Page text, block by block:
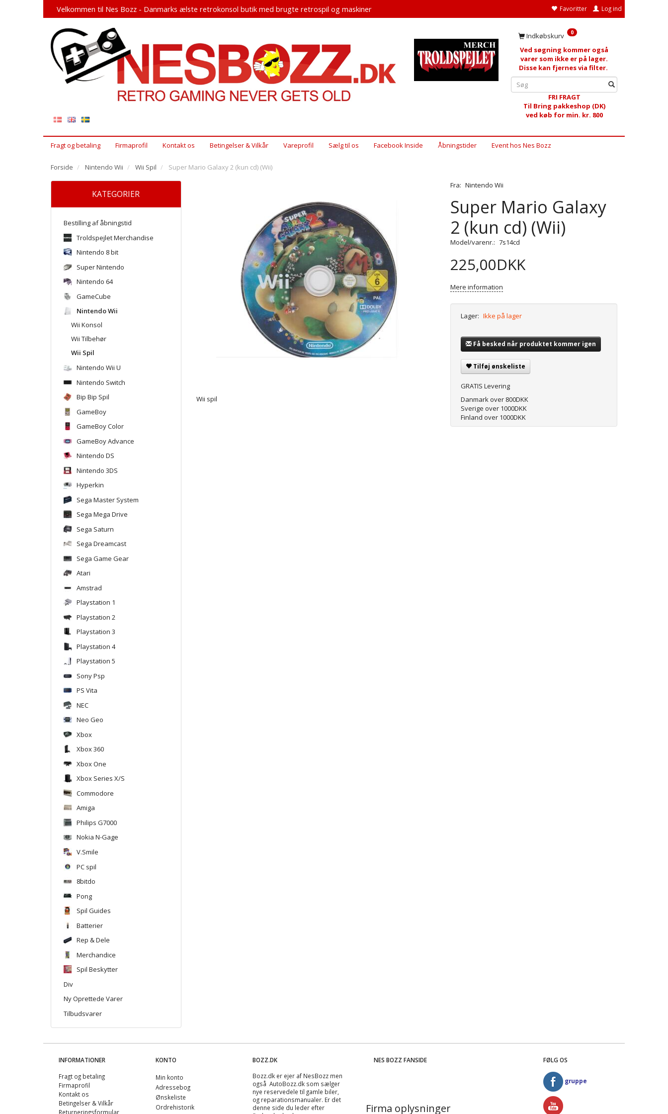
Favoritter Log ind
Velkommen til Nes Bozz - Danmarks ælste retrokonsol butik med brugte retrospil og maskiner
Indkøbskurv 0
Ved søgning kommer også
varer som ikke er på lager.
Disse kan fjernes via filter.
FRI FRAGT
Til Bring pakkeshop (DK)
ved køb for min. kr. 800
Fragt og betaling Firmaprofil Kontakt os Betingelser & Vilkår Vareprofil Sælg til os Facebook Inside Åbningstider Event hos Nes Bozz
Forside Nintendo Wii Wii Spil Super Mario Galaxy 2 (kun cd) (Wii)
KATEGORIER
Bestilling af åbningstid
Troldspejlet Merchandise
Nintendo 8 bit
Super Nintendo
Nintendo 64
GameCube
Nintendo Wii
Wii Konsol
Wii Tilbehør
Wii Spil
Nintendo Wii U
Nintendo Switch
Bip Bip Spil
GameBoy
GameBoy Color
GameBoy Advance
Nintendo DS
Nintendo 3DS
Hyperkin
Sega Master System
Sega Mega Drive
Sega Saturn
Sega Dreamcast
Sega Game Gear
Atari
Amstrad
Playstation 1
Playstation 2
Playstation 3
Playstation 4
Playstation 5
Sony Psp
PS Vita
NEC
Neo Geo
Xbox
Xbox 360
Xbox One
Xbox Series X/S
Commodore
Amiga
Philips G7000
Nokia N-Gage
V.Smile
PC spil
8bitdo
Pong
Spil Guides
Batterier
Rep & Dele
Merchandice
Spil Beskytter
Div
Ny Oprettede Varer
Tilbudsvarer
Wii spil
Fra: Nintendo Wii
Super Mario Galaxy
2 (kun cd) (Wii)
Model/varenr.: 7s14cd
225,00DKK
Mere information
Lager: Ikke på lager
Få besked når produktet kommer igen
Tilføj ønskeliste
GRATIS Levering
Danmark over 800DKK
Sverige over 1000DKK
Finland over 1000DKK
INFORMATIONER
Fragt og betaling
Firmaprofil
Kontakt os
Betingelser & Vilkår
Returneringsformular
KONTO
Min konto
Adressebog
Ønskeliste
Ordrehistorik
BOZZ.DK
Bozz.dk er ejer af NesBozz men
også AutoBozz.dk som sælger
nye reservedele til gamle biler,
og reparationsmanualer. Er det
denne side du leder efter
NES BOZZ FANSIDE
Firma oplysninger
FØLG OS
gruppe